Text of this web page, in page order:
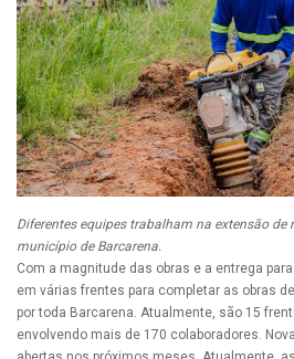
Diferentes equipes trabalham na extensão de
município de Barcarena.
Com a magnitude das obras e a entrega
em várias frentes para completar as obras
por toda Barcarena. Atualmente, são 15
envolvendo mais de 170 colaboradores.